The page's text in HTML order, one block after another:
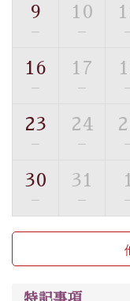
【お食事】
・朝夕個室料亭で
・夕食は地産地消
いう昔の暦による
の効果が高い、極
るご入浴をお愉し
■お座敷風呂（大
温泉の成分に合わ
用。 足元が柔らか
9
—
10
—
16
—
17
—
23
—
24
—
30
—
31
—
1